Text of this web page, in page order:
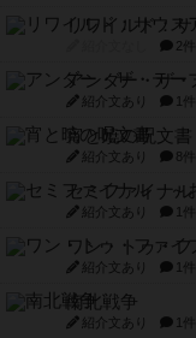
リワイルド：
2
アンダー・ザ・
紹介文あり 1
宵と暁の呪文書
紹介文あり 8
セミファイナ
紹介文あり 1
ワン・トゥ・フ
紹介文あり 1
南北戦争
紹介文あり 1